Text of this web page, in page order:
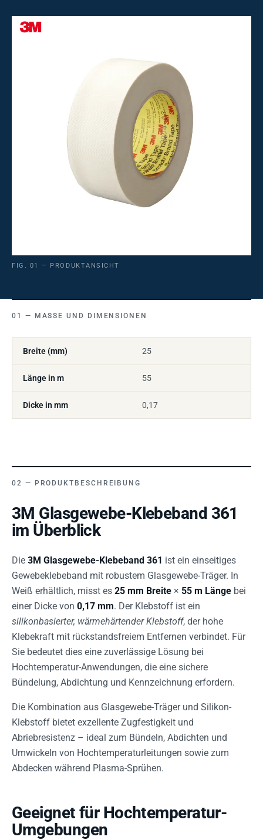
FIG. 01 — PRODUKTANSICHT
MASSE UND DIMENSIONEN
Breite (mm) 25
Länge in m 55
Dicke in mm 0,17
PRODUKTBESCHREIBUNG
3M Glasgewebe-Klebeband 361
im Überblick
Die 3M Glasgewebe-Klebeband 361 ist ein einseitiges
Gewebeklebeband mit robustem Glasgewebe-Träger. In
Weiß erhältlich, misst es 25 mm Breite × 55 m Länge bei
einer Dicke von 0,17 mm. Der Klebstoff ist ein
silikonbasierter, wärmehärtender Klebstoff, der hohe
Klebekraft mit rückstandsfreiem Entfernen verbindet. Für
Sie bedeutet dies eine zuverlässige Lösung bei
Hochtemperatur-Anwendungen, die eine sichere
Bündelung, Abdichtung und Kennzeichnung erfordern.
Die Kombination aus Glasgewebe-Träger und Silikon-
Klebstoff bietet exzellente Zugfestigkeit und
Abriebresistenz – ideal zum Bündeln, Abdichten und
Umwickeln von Hochtemperaturleitungen sowie zum
Abdecken während Plasma-Sprühen.
Geeignet für Hochtemperatur-
Umgebungen